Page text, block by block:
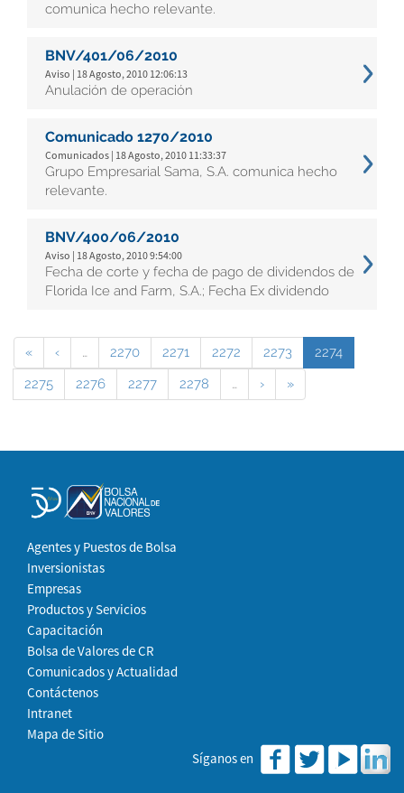
comunica hecho relevante.
BNV/401/06/2010
Aviso | 18 Agosto, 2010 12:06:13
Anulación de operación
Comunicado 1270/2010
Comunicados | 18 Agosto, 2010 11:33:37
Grupo Empresarial Sama, S.A. comunica hecho
relevante.
BNV/400/06/2010
Aviso | 18 Agosto, 2010 9:54:00
Fecha de corte y fecha de pago de dividendos de
Florida Ice and Farm, S.A.; Fecha Ex dividendo
« ‹ … 2270 2271 2272 2273
2274
2275
2276 2277 2278 … › »
Agentes y Puestos de Bolsa
Inversionistas
Empresas
Productos y Servicios
Capacitación
Bolsa de Valores de CR
Comunicados y Actualidad
Contáctenos
Intranet
Mapa de Sitio
Síganos en